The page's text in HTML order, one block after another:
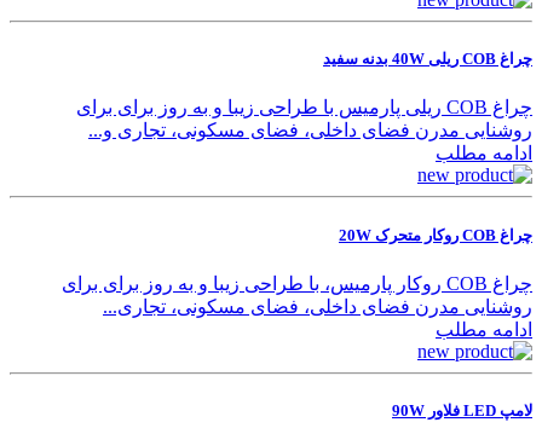
چراغ COB ریلی 40W بدنه سفید
چراغ COB ریلی پارمیس با طراحی زیبا و به روز برای برای
روشنایی مدرن فضای داخلی، فضای مسکونی، تجاری و...
ادامه مطلب
چراغ COB روکار متحرک 20W
چراغ COB روکار پارمیس، با طراحی زیبا و به روز برای برای
روشنایی مدرن فضای داخلی، فضای مسکونی، تجاری...
ادامه مطلب
لامپ LED فلاور 90W